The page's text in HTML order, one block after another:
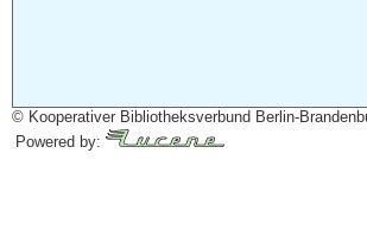
© Kooperativer Bibliotheksverbund Berlin-
Powered by: